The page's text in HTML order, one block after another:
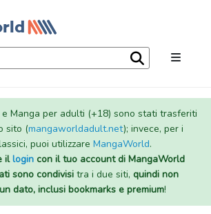
Manga per adulti (+18) sono stati trasferiti
sito (mangaworldadult.net); invece, per i
puoi utilizzare MangaWorld.
illogincon il tuo account di MangaWorld
sono condivisi tra i due siti, quindi non
dato, inclusi bookmarks e premium!